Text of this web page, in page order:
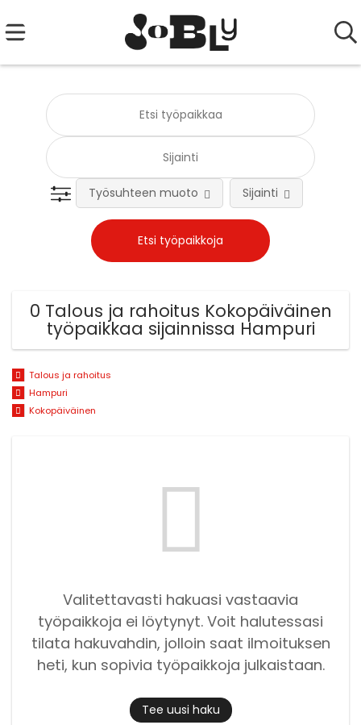
Työsuhteen muoto Sijainti
0 Talous ja rahoitus Kokopäiväinen
työpaikkaa sijainnissa Hampuri
Talous ja rahoitus
Hampuri
Kokopäiväinen
Valitettavasti hakuasi vastaavia
työpaikkoja ei löytynyt. Voit halutessasi
tilata hakuvahdin, jolloin saat ilmoituksen
heti, kun sopivia työpaikkoja julkaistaan.
Tee uusi haku